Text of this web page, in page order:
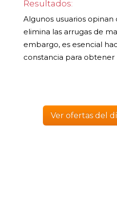
Resultados:
Algunos usuarios
elimina las arrugas de
embargo, es esencial
constancia para obtener
Ver ofertas del